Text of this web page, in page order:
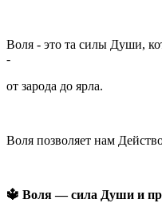
Воля - это та силы Души,
-
от зарода до ярла.
Воля позволяет нам
🔱 Воля — сила Души и